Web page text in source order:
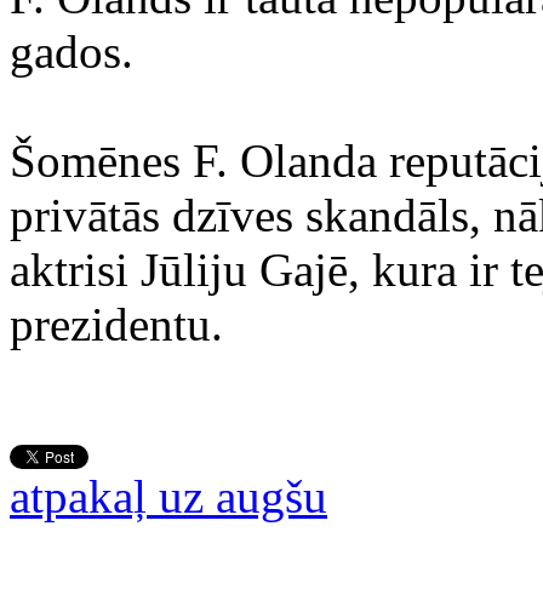
gados.
Šomēnes F. Olanda
privātās dzīves skandāls,
aktrisi Jūliju Gajē, kura ir
prezidentu.
atpakaļ uz augšu